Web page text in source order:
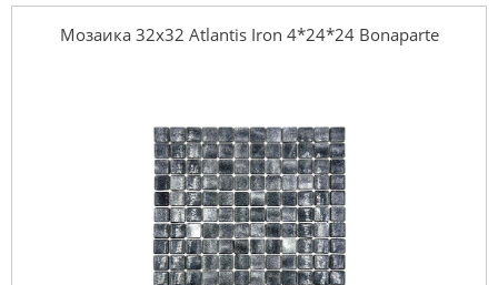
Мозаика 32x32 Atlantis Iron 4*24*24 Bonaparte